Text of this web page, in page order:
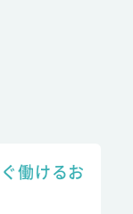
働けるお